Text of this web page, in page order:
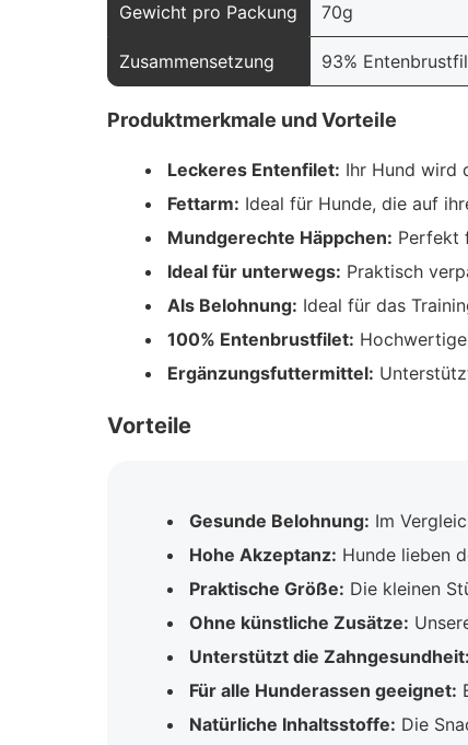
Gewicht pro Packung 70g
Zusammensetzung 93%
Produktmerkmale und Vorteile
Leckeres Entenfilet: Ihr Hund wird
Fettarm: Ideal für Hunde, die auf
Mundgerechte Häppchen: Perfekt
Ideal für unterwegs: Praktisch
Als Belohnung: Ideal für das
100% Entenbrustfilet:
Ergänzungsfuttermittel:
Vorteile
Gesunde Belohnung: Im
Hohe Akzeptanz: Hunde lieben
Praktische Größe: Die kleinen
Ohne künstliche Zusätze:
Unterstützt die Zahngesundheit:
Für alle Hunderassen geeignet:
Natürliche Inhaltsstoffe: Die